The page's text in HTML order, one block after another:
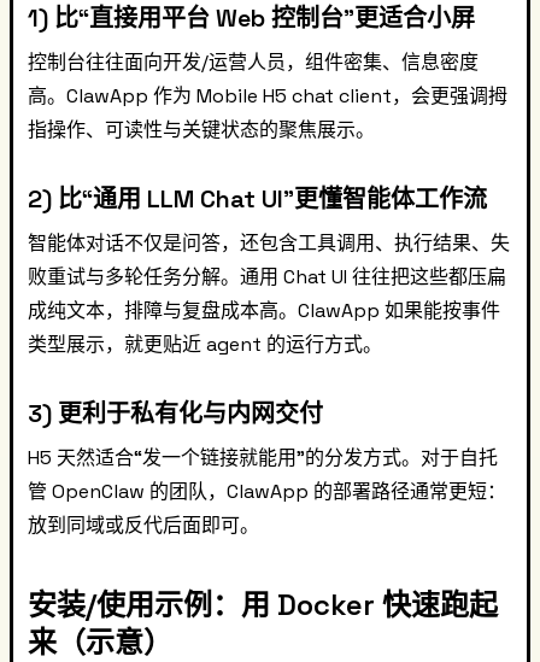
1) 比“直接用平台 Web 控制台”更适合小屏
控制台往往面向开发/运营人员，组件密集、信息密度
高。ClawApp 作为 Mobile H5 chat client，会更强调拇
指操作、可读性与关键状态的聚焦展示。
2) 比“通用 LLM Chat UI”更懂智能体工作流
智能体对话不仅是问答，还包含工具调用、执行结果、失
败重试与多轮任务分解。通用 Chat UI 往往把这些都压扁
成纯文本，排障与复盘成本高。ClawApp 如果能按事件
类型展示，就更贴近 agent 的运行方式。
3) 更利于私有化与内网交付
H5 天然适合“发一个链接就能用”的分发方式。对于自托
管 OpenClaw 的团队，ClawApp 的部署路径通常更短：
放到同域或反代后面即可。
安装/使用示例：用 Docker 快速跑起
来（示意）